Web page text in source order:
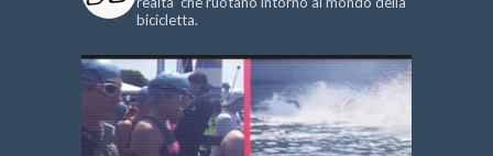
bicicletta.